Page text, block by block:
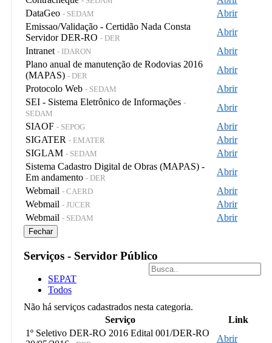
DataGeo - SEDAM
Abrir
Emissao/Validação - Certidão Nada Consta
Servidor DER-RO - DER
Abrir
Intranet - IDARON
Abrir
Plano anual de manutenção de Rodovias 2016
(MAPAS) - DER
Abrir
Protocolo Web - SEDAM
Abrir
SEI - Sistema Eletrônico de Informações -
SEDAM
Abrir
SIAOF - SEPOG
Abrir
SIGATER - EMATER
Abrir
SIGLAM - SEDAM
Abrir
Sistema Cadastro Digital de Obras (MAPAS) -
Em andamento - DER
Abrir
Webmail - CAERD
Abrir
Webmail - JUCER
Abrir
Webmail - SEDAM Abrir
Fechar
Serviços - Servidor Público
SEPAT
Todos
Não há serviços cadastrados nesta categoria.
Serviço
Link
1º Seletivo DER-RO 2016 Edital 001/DER-RO
Abrir